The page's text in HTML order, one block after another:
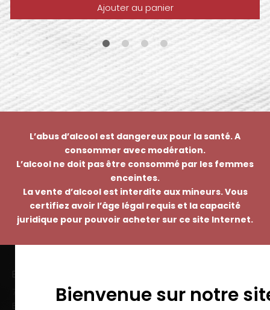
Ajouter au panier
L’abus d’alcool est dangereux pour la santé. A
consommer avec modération.
L’alcool ne doit pas être consommé par les femmes
enceintes.
La vente d’alcool est interdite aux mineurs. Vous
certifiez avoir l’âge légal requis et la capacité
juridique pour pouvoir acheter sur ce site Internet.
Bienvenue sur notre
EMMANUEL NASTI
7 avenue Pierre Pflimlin – ZAC Espale